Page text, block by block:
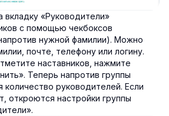
вкладку «Руководители»
с помощью чекбоксов
нужной фамилии). Можно
почте, телефону или логину.
наставников, нажмите
Теперь напротив группы
руководителей. Если
откроются настройки группы